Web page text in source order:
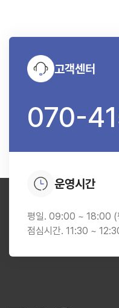
고객센터
070-
운영시간
평일. 09:00 ~ 18:00 (
점심시간. 11:30 ~